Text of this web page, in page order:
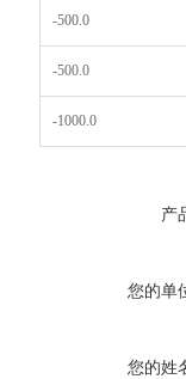
-500.0
-500.0
-1000.0
产
您的单
您的姓